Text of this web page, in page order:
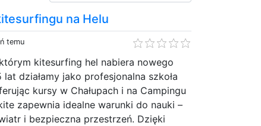
na Helu
temu
kitesurfing hel nabiera nowego
działamy jako profesjonalna szkoła
kursy w Chałupach i na Campingu
zapewnia idealne warunki do nauki –
i bezpieczna przestrzeń. Dzięki